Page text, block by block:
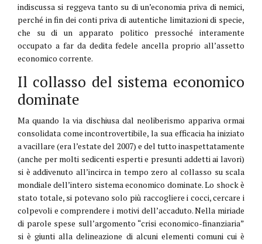
indiscussa si reggeva tanto su di un’economia priva di nemici,
perché in fin dei conti priva di autentiche limitazioni di specie,
che su di un apparato politico pressoché interamente
occupato a far da dedita fedele ancella proprio all’assetto
economico corrente.
Il collasso del sistema economico
dominate
Ma quando la via dischiusa dal neoliberismo appariva ormai
consolidata come incontrovertibile, la sua efficacia ha iniziato
a vacillare (era l’estate del 2007) e del tutto inaspettatamente
(anche per molti sedicenti esperti e presunti addetti ai lavori)
si è addivenuto all’incirca in tempo zero al collasso su scala
mondiale dell’intero sistema economico dominate. Lo shock è
stato totale, si potevano solo più raccogliere i cocci, cercare i
colpevoli e comprendere i motivi dell’accaduto. Nella miriade
di parole spese sull’argomento “crisi economico-finanziaria”
si è giunti alla delineazione di alcuni elementi comuni cui è